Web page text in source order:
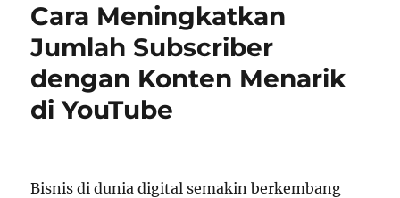
Cara Meningkatkan
Jumlah Subscriber
dengan Konten Menarik
di YouTube
Bisnis di dunia digital semakin berkembang